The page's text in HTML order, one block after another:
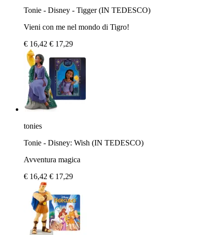
Tonie - Disney - Tigger (IN TEDESCO)
Vieni con me nel mondo di Tigro!
€ 16,42 € 17,29
tonies
Tonie - Disney: Wish (IN TEDESCO)
Avventura magica
€ 16,42 € 17,29